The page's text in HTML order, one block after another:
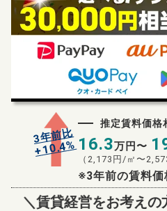
3年前比
+10.4%
推定賃料価格
16.3万円〜
（ 2,173 円/㎡〜
※3年前の賃料価
＼賃貸経営をお考えの
無料査定